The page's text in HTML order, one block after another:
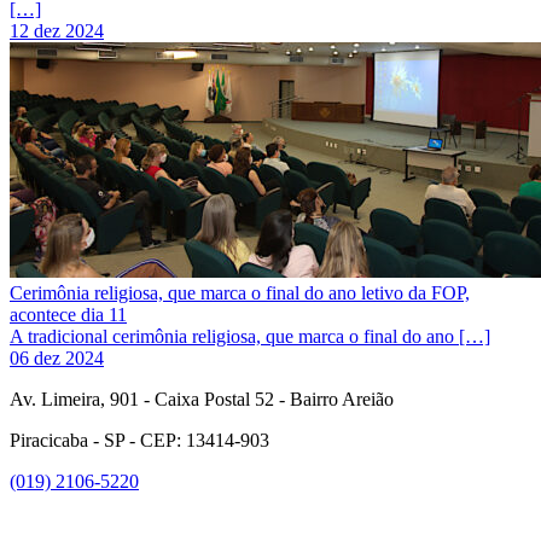
[…]
12 dez 2024
Cerimônia religiosa, que marca o final do ano letivo da FOP,
acontece dia 11
A tradicional cerimônia religiosa, que marca o final do ano […]
06 dez 2024
Av. Limeira, 901 - Caixa Postal 52 - Bairro Areião
Piracicaba - SP - CEP: 13414-903
(019) 2106-5220